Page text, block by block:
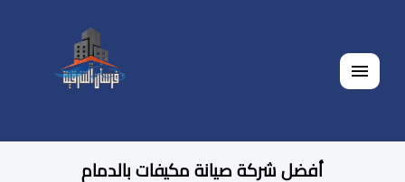
القائمة
أفضل شركة صيانة مكيفات بالدمام